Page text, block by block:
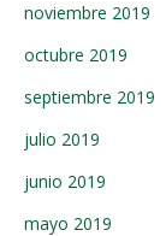
noviembre 2019
octubre 2019
septiembre 2019
julio 2019
junio 2019
mayo 2019